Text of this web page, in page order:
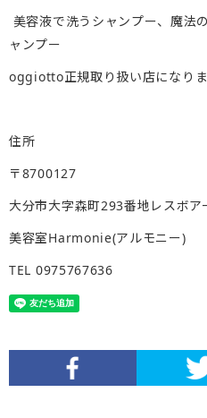
美容液で洗うシャンプー、魔法
ャンプー
oggiotto正規取り扱い店になりま
住所
〒8700127
大分市大字森町293番地レスボア
美容室Harmonie(アルモニー)
TEL 0975767636